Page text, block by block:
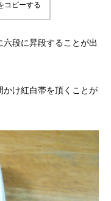
コピーする
段に昇段することが出
け紅白帯を頂くことが